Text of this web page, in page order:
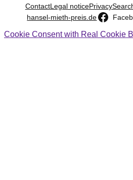
ContactLegal noticePrivacy
hansel-mieth-preis.de
Cookie Consent with Real Cookie